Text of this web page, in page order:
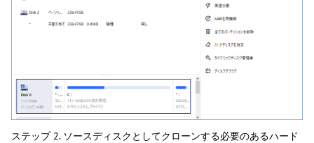
ステップ 2. ソースディスクとしてクローンする必要のあるハード